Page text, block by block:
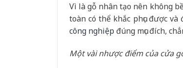
Vì là gỗ nhân tạo nên không
toàn có thể khắc phục được và
công nghiệp đúng mục đích,
Một vài nhược điểm của cửa